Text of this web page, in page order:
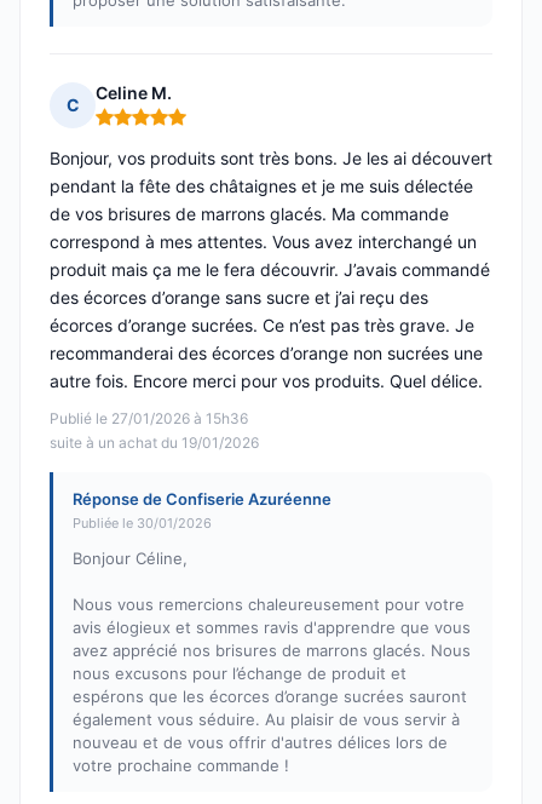
C
Celine M.
Note : 5 sur 5
Publié le 27/01/2026 à 15h36
suite à un achat du 19/01/2026
Bonjour, vos produits sont très bons. Je les ai découvert
pendant la fête des châtaignes et je me suis délectée
de vos brisures de marrons glacés. Ma commande
correspond à mes attentes. Vous avez interchangé un
produit mais ça me le fera découvrir. J’avais commandé
des écorces d’orange sans sucre et j’ai reçu des
écorces d’orange sucrées. Ce n’est pas très grave. Je
recommanderai des écorces d’orange non sucrées une
autre fois. Encore merci pour vos produits. Quel délice.
Réponse de Confiserie Azuréenne
Publiée le 30/01/2026
Bonjour Céline,
Nous vous remercions chaleureusement pour votre
avis élogieux et sommes ravis d'apprendre que vous
avez apprécié nos brisures de marrons glacés. Nous
nous excusons pour l’échange de produit et
espérons que les écorces d’orange sucrées sauront
également vous séduire. Au plaisir de vous servir à
nouveau et de vous offrir d'autres délices lors de
votre prochaine commande !